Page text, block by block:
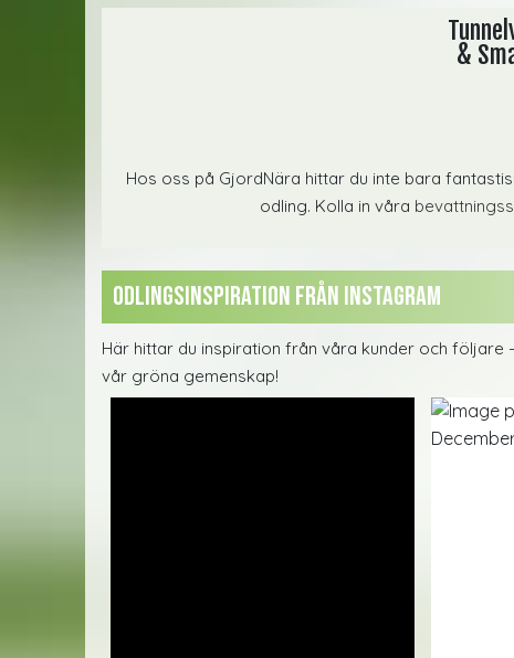
&
Hos oss på GjordNära hittar du inte bara
odling. Kolla in våra
Odlingsinspiration från instagram
Här hittar du inspiration från våra kunder och
vår gröna gemenskap!